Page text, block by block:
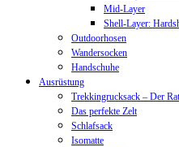
Mid-Layer
Shell-Layer:
Outdoorhosen
Wandersocken
Handschuhe
Ausrüstung
Trekkingrucksack – Der
Das perfekte Zelt
Schlafsack
Isomatte